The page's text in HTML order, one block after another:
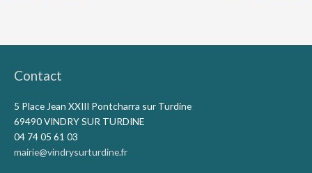
Contact
5 Place Jean XXIII Pontcharra sur Turdine
69490 VINDRY SUR TURDINE
04 74 05 61 03
mairie@vindrysurturdine.fr